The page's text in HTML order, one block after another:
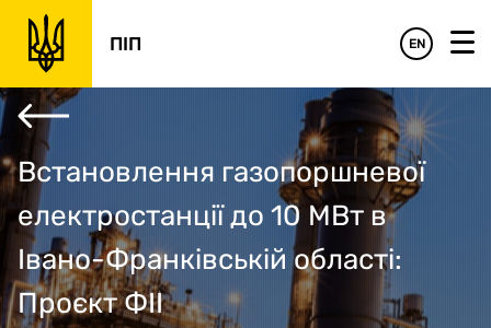
ПІП EN
›
Фінансове обґрунтування Підсумки
Встановлення газопоршневої
електростанції до 10 МВт в
Івано-Франківській області:
Проєкт ФII